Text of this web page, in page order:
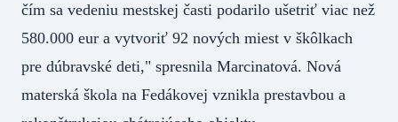
čím sa vedeniu mestskej časti podarilo ušetriť viac než
580.000 eur a vytvoriť 92 nových miest v škôlkach
pre dúbravské deti," spresnila Marcinatová. Nová
materská škola na Fedákovej vznikla prestavbou a